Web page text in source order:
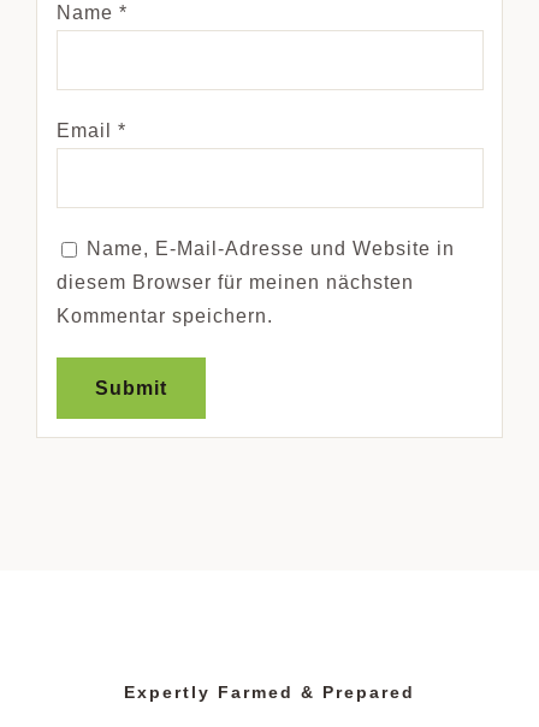
Name *
Email *
Name, E-Mail-Adresse und Website in
diesem Browser für meinen nächsten
Kommentar speichern.
Expertly Farmed & Prepared